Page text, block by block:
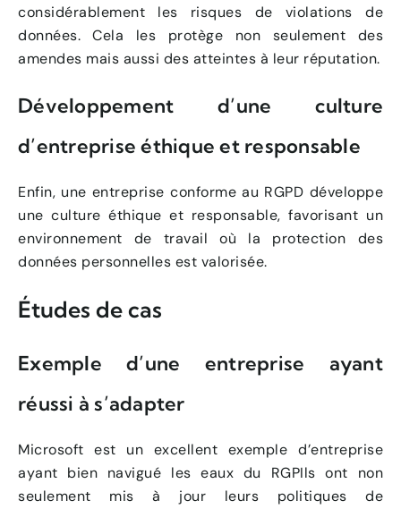
considérablement les risques de violations de
données. Cela les protège non seulement des
amendes mais aussi des atteintes à leur réputation.
Développement d’une culture
d’entreprise éthique et responsable
Enfin, une entreprise conforme au RGPD développe
une culture éthique et responsable, favorisant un
environnement de travail où la protection des
données personnelles est valorisée.
Études de cas
Exemple d’une entreprise ayant
réussi à s’adapter
Microsoft est un excellent exemple d’entreprise
ayant bien navigué les eaux du RGPIls ont non
seulement mis à jour leurs politiques de